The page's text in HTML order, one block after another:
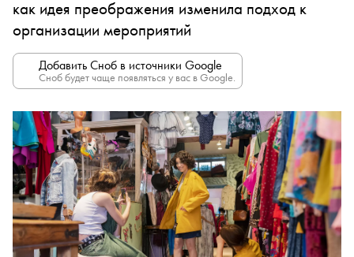
как идея преображения изменила подход к
организации мероприятий
Добавить Сноб в источники Google
Сноб будет чаще появляться у вас в Google.